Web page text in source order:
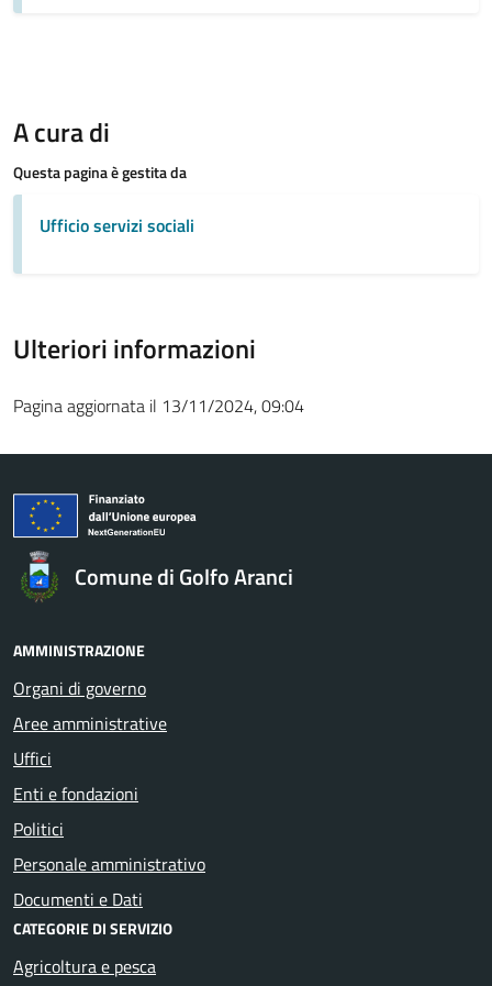
A cura di
Questa pagina è gestita da
Ufficio servizi sociali
Ulteriori informazioni
Pagina aggiornata il 13/11/2024, 09:04
Comune di Golfo Aranci
AMMINISTRAZIONE
Organi di governo
Aree amministrative
Uffici
Enti e fondazioni
Politici
Personale amministrativo
Documenti e Dati
CATEGORIE DI SERVIZIO
Agricoltura e pesca